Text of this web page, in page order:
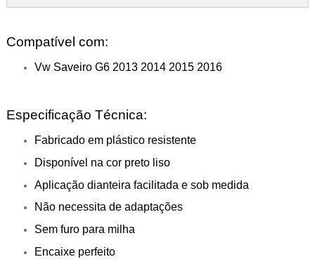
Compatível com:
Vw Saveiro G6 2013 2014 2015 2016
Especificação Técnica:
Fabricado em plástico resistente
Disponível na cor preto liso
Aplicação dianteira facilitada e sob medida
Não necessita de adaptações
Sem furo para milha
Encaixe perfeito